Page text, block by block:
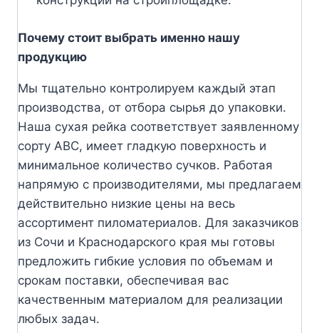
Почему стоит выбрать именно нашу
продукцию
Мы тщательно контролируем каждый этап
производства, от отбора сырья до упаковки.
Наша сухая рейка соответствует заявленному
сорту АВС, имеет гладкую поверхность и
минимальное количество сучков. Работая
напрямую с производителями, мы предлагаем
действительно низкие цены на весь
ассортимент пиломатериалов. Для заказчиков
из Сочи и Краснодарского края мы готовы
предложить гибкие условия по объемам и
срокам поставки, обеспечивая вас
качественным материалом для реализации
любых задач.